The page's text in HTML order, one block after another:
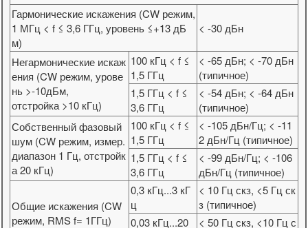
Гармонические искажения (CW режим,
1 МГц < f ≤ 3,6 ГГц, уровень ≤+13 дБ
м)
< -30 дБн
Негармонические искаж
ения (CW режим, урове
нь >-10дБм,
отстройка >10 кГц)
100 кГц < f ≤
1,5 ГГц
< -65 дБн; < -70 дБн
(типичное)
1,5 ГГц < f ≤
3,6 ГГц
< -54 дБн; < -64 дБн
(типичное)
Собственный фазовый
шум (CW режим, измер.
диапазон 1 Гц, отстройк
а 20 кГц)
100 кГц < f ≤
1,5 ГГц
< -105 дБн/Гц; < -11
2 дБн/Гц (типичное)
1,5 ГГц < f ≤
3,6 ГГц
< -99 дБн/Гц; < -106
дБн/Гц (типичное)
Общие искажения (CW
режим, RMS f= 1ГГц)
0,3 кГц...3 кГ
ц
< 10 Гц скз, <5 Гц ск
з (типичное)
0,03 кГц...20
< 50 Гц скз, <10 Гц с